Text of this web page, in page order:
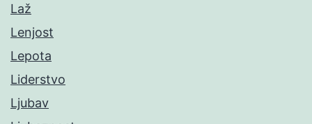
Laž
Lenjost
Lepota
Liderstvo
Ljubav